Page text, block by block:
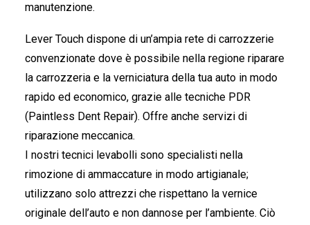
manutenzione.
Lever Touch dispone di un’ampia rete di carrozzerie
convenzionate dove è possibile nella regione riparare
la carrozzeria e la verniciatura della tua auto in modo
rapido ed economico, grazie alle tecniche PDR
(Paintless Dent Repair). Offre anche servizi di
riparazione meccanica.
I nostri tecnici levabolli sono specialisti nella
rimozione di ammaccature in modo artigianale;
utilizzano solo attrezzi che rispettano la vernice
originale dell’auto e non dannose per l’ambiente. Ciò